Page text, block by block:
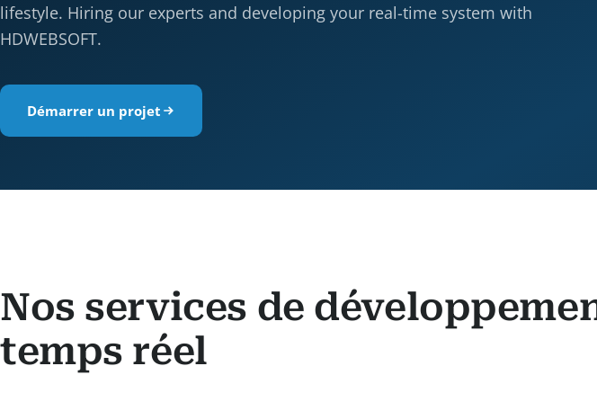
lifestyle. Hiring our experts and developing your real-time system with
HDWEBSOFT.
Démarrer un projet
Nos services de
temps réel